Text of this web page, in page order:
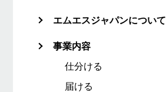
エムエスジャパンについて
事業内容
仕分ける
届ける